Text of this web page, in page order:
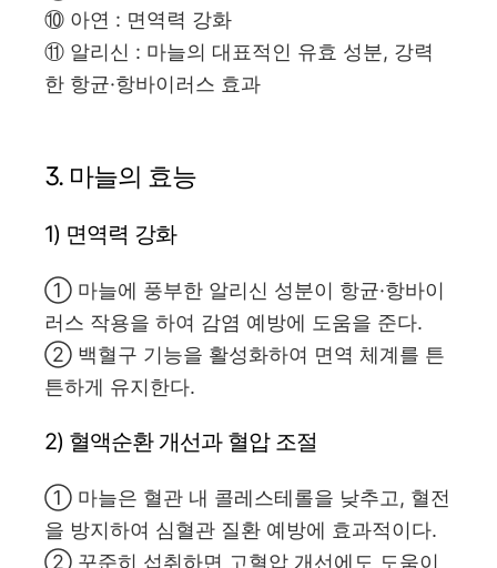
⑩ 아연 : 면역력 강화
⑪ 알리신 : 마늘의 대표적인 유효 성분, 강력
한 항균·항바이러스 효과
3. 마늘의 효능
1) 면역력 강화
① 마늘에 풍부한 알리신 성분이 항균·항바이
러스 작용을 하여 감염 예방에 도움을 준다.
② 백혈구 기능을 활성화하여 면역 체계를 튼
튼하게 유지한다.
2) 혈액순환 개선과 혈압 조절
① 마늘은 혈관 내 콜레스테롤을 낮추고, 혈전
을 방지하여 심혈관 질환 예방에 효과적이다.
② 꾸준히 섭취하면 고혈압 개선에도 도움이